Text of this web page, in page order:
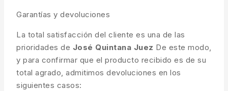
Garantías y devoluciones
La total satisfacción del cliente es una de las
prioridades de José Quintana Juez De este modo,
y para confirmar que el producto recibido es de su
total agrado, admitimos devoluciones en los
siguientes casos: